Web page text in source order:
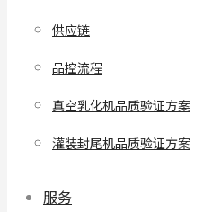
供应链
品控流程
真空乳化机品质验证方案
灌装封尾机品质验证方案
服务